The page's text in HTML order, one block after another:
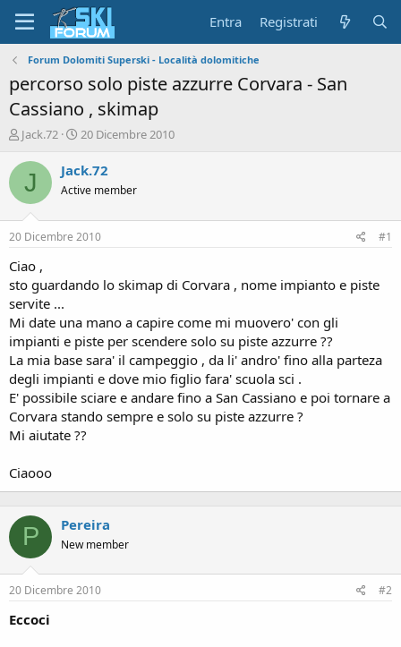
Entra Registrati
Forum Dolomiti Superski - Località dolomitiche
percorso solo piste azzurre Corvara - San
Cassiano , skimap
A
t
r
d
s
u
s
s
i
o
n
e
Jack.72
D
t
d
i
n
i
20 Dicembre 2010
J Jack.72
Active member
20 Dicembre 2010 #1
Ciao ,
sto guardando lo skimap di Corvara , nome impianto e piste
servite ...
Mi date una mano a capire come mi muovero' con gli
impianti e piste per scendere solo su piste azzurre ??
La mia base sara' il campeggio , da li' andro' fino alla parteza
degli impianti e dove mio figlio fara' scuola sci .
E' possibile sciare e andare fino a San Cassiano e poi tornare a
Corvara stando sempre e solo su piste azzurre ?
Mi aiutate ??
Ciaooo
P Pereira
New member
20 Dicembre 2010 #2
Eccoci